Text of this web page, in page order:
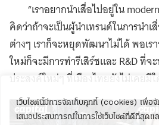
เว็บไซต์นี้มีการจัดเก็บคุกกี้ (cookies) เพื่อ
เสนอประสบการณ์ในการใช้เว็บไซต์ที่ดีที่สุด
“เราอยากนำเสื่อไปอยู่ใน
คิดว่าถ้าจะเป็นผู้นำเทรนด์ในการนำ
ต่างๆ เราก็จะหยุดพัฒนาไม่ได้ พอเร
ใหม่ก็จะมีการทำรีเสิร์ชและ R&D ที่จ
ประสงค์ใหม่ๆ ที่เมืองไทยยังไม่เคยมี